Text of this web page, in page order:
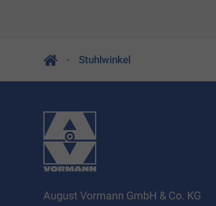
Stuhlwinkel
August Vormann GmbH & Co. KG